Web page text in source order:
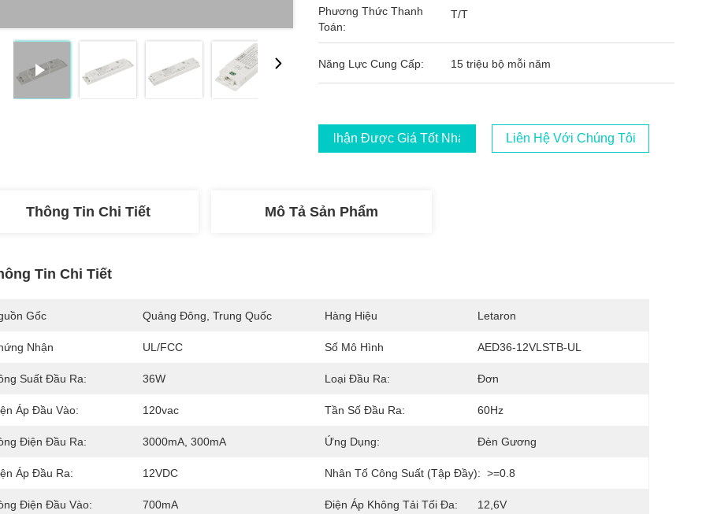
Phương Thức Thanh
Toán:
T/T
Năng Lực Cung Cấp: 15 triệu bộ mỗi năm
Nhận Được Giá Tốt Nhất Liên Hệ Với Chúng Tôi
Thông Tin Chi Tiết Mô Tả Sản Phẩm
Tin Chi Tiết
Gốc Quảng Đông, Trung Quốc Hàng Hiệu Letaron
Nhận UL/FCC Số Mô Hình AED36-12VLSTB-UL
Suất Đầu Ra: 36W Loại Đầu Ra: Đơn
Áp Đầu Vào: 120vac Tần Số Đầu Ra: 60Hz
Điện Đầu Ra: 3000mA, 300mA Ứng Dụng: Đèn Gương
Áp Đầu Ra: 12VDC Nhân Tố Công Suất (tập Đầy): >=0.8
Điện Đầu Vào: 700mA Điện Áp Không Tải Tối Đa: 12,6V